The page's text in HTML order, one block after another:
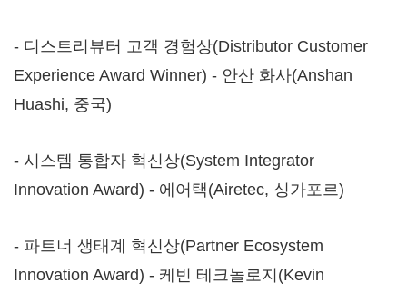
- 디스트리뷰터 고객 경험상(Distributor Customer
Experience Award Winner) - 안산 화사(Anshan
Huashi, 중국)
- 시스템 통합자 혁신상(System Integrator
Innovation Award) - 에어택(Airetec, 싱가포르)
- 파트너 생태계 혁신상(Partner Ecosystem
Innovation Award) - 케빈 테크놀로지(Kevin